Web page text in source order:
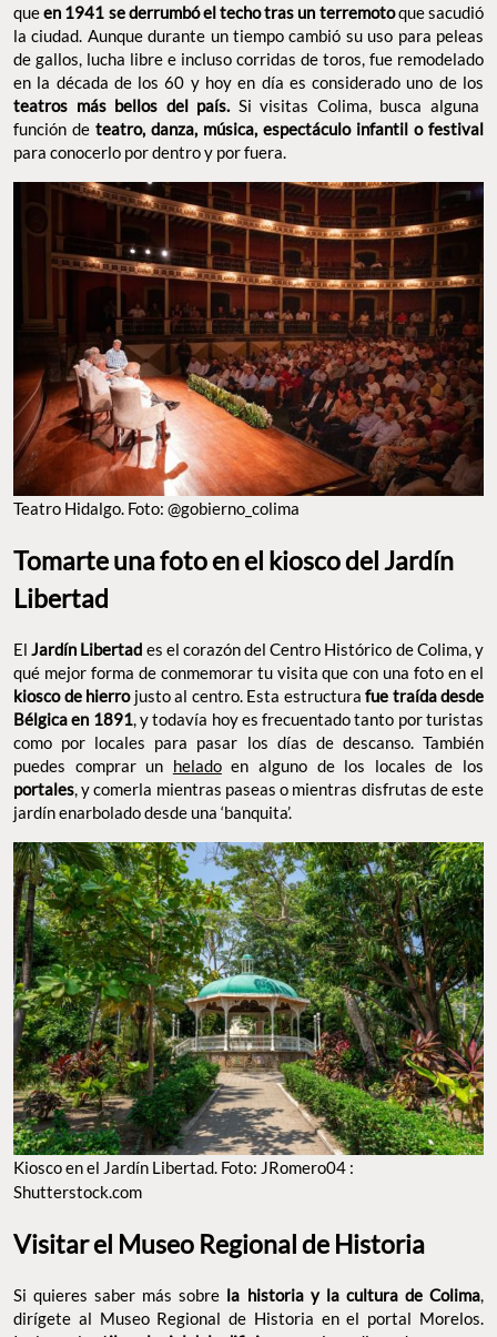
queen 1941 se derrumbó el techo tras un terremotoque sacudió
la ciudad. Aunque durante un tiempo cambió su uso para peleas
de gallos, lucha libre e incluso corridas de toros, fue remodelado
en la década de los 60 y hoy en día es considerado uno de los
teatros más bellos del país. Si visitas Colima, busca alguna
función de teatro, danza, música, espectáculo infantil o festival
para conocerlo por dentro y por fuera.
Teatro Hidalgo. Foto: @gobierno_colima
Tomarte una foto en el kiosco del Jardín
Libertad
El Jardín Libertad es el corazón del Centro Histórico de Colima, y
qué mejor forma de conmemorar tu visita que con una foto en el
kiosco de hierrojusto al centro. Esta estructura fue traída desde
Bélgica en 1891 , y todavía hoy es frecuentado tanto por turistas
como por locales para pasar los días de descanso. También
puedes comprar un heladoen alguno de los locales de los
portales , y comerla mientras paseas o mientras disfrutas de este
jardín enarbolado desde una ‘banquita’.
Kiosco en el Jardín Libertad. Foto: JRomero04 :
Shutterstock.com
Visitar el Museo Regional de Historia
Si quieres saber más sobre la historia y la cultura de Colima,
dirígete al Museo Regional de Historia en el portal Morelos.